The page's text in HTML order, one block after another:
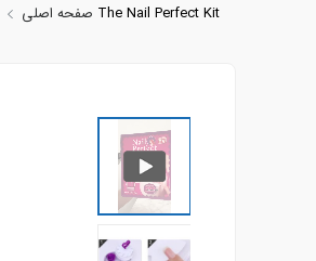
ورزش، سفر و حیوانات
صفحه اصلی دستگاه طراحی ناخن مدل The Nail Perfect Kit